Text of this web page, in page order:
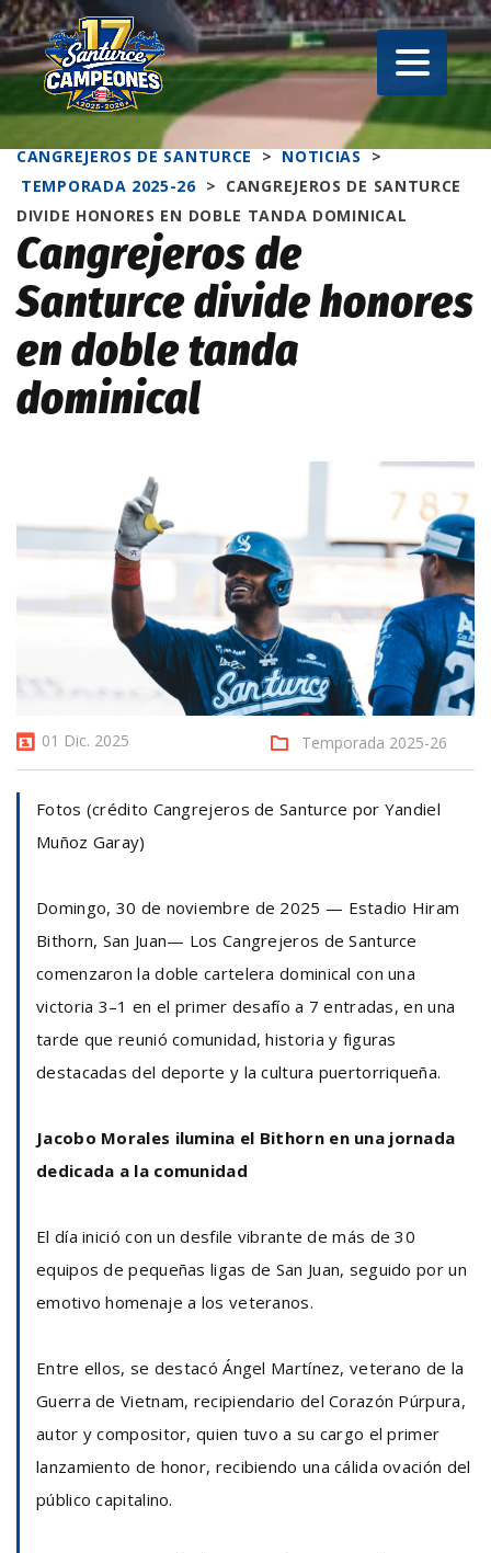
CANGREJEROS DE SANTURCE > NOTICIAS >
TEMPORADA 2025-26 > CANGREJEROS DE SANTURCE
DIVIDE HONORES EN DOBLE TANDA DOMINICAL
Cangrejeros de
Santurce divide honores
en doble tanda
dominical
01 Dic. 2025 Temporada 2025-26
Fotos (crédito Cangrejeros de Santurce por Yandiel
Muñoz Garay)
Domingo, 30 de noviembre de 2025 — Estadio Hiram
Bithorn, San Juan— Los Cangrejeros de Santurce
comenzaron la doble cartelera dominical con una
victoria 3–1 en el primer desafío a 7 entradas, en una
tarde que reunió comunidad, historia y figuras
destacadas del deporte y la cultura puertorriqueña.
Jacobo Morales ilumina el Bithorn en una jornada
dedicada a la comunidad
El día inició con un desfile vibrante de más de 30
equipos de pequeñas ligas de San Juan, seguido por un
emotivo homenaje a los veteranos.
Entre ellos, se destacó Ángel Martínez, veterano de la
Guerra de Vietnam, recipiendario del Corazón Púrpura,
autor y compositor, quien tuvo a su cargo el primer
lanzamiento de honor, recibiendo una cálida ovación del
público capitalino.